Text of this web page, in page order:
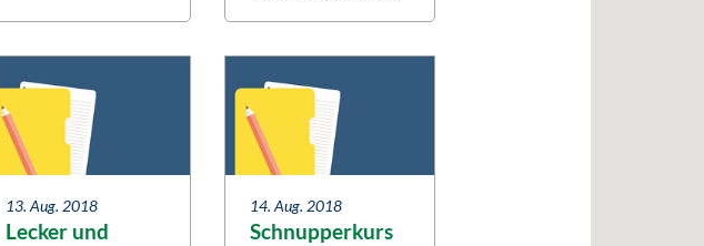
13. Aug. 2018
Lecker und
14. Aug. 2018
Schnupperkurs